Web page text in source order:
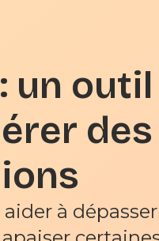
un outil
des
à dépasser